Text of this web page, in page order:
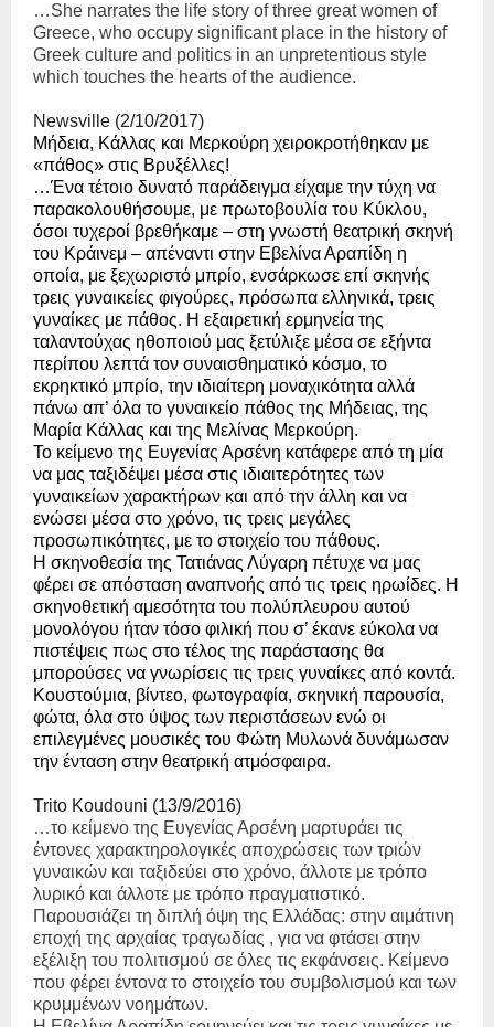
…She narrates the life story of three great women of
Greece, who occupy significant place in the history of
Greek culture and politics in an unpretentious style
which touches the hearts of the audience.
Newsville (2/10/2017)
Μήδεια, Κάλλας και Μερκούρη χειροκροτήθηκαν με
«πάθος» στις Βρυξέλλες!
…Ένα τέτοιο δυνατό παράδειγμα είχαμε την τύχη να
παρακολουθήσουμε, με πρωτοβουλία του Κύκλου,
όσοι τυχεροί βρεθήκαμε – στη γνωστή θεατρική σκηνή
του Κράινεμ – απέναντι στην Εβελίνα Αραπίδη η
οποία, με ξεχωριστό μπρίο, ενσάρκωσε επί σκηνής
τρεις γυναικείες φιγούρες, πρόσωπα ελληνικά, τρεις
γυναίκες με πάθος. Η εξαιρετική ερμηνεία της
ταλαντούχας ηθοποιού μας ξετύλιξε μέσα σε εξήντα
περίπου λεπτά τον συναισθηματικό κόσμο, το
εκρηκτικό μπρίο, την ιδιαίτερη μοναχικότητα αλλά
πάνω απ’ όλα το γυναικείο πάθος της Μήδειας, της
Μαρία Κάλλας και της Μελίνας Μερκούρη.
Το κείμενο της Ευγενίας Αρσένη κατάφερε από τη μία
να μας ταξιδέψει μέσα στις ιδιαιτερότητες των
γυναικείων χαρακτήρων και από την άλλη και να
ενώσει μέσα στο χρόνο, τις τρεις μεγάλες
προσωπικότητες, με το στοιχείο του πάθους.
Η σκηνοθεσία της Τατιάνας Λύγαρη πέτυχε να μας
φέρει σε απόσταση αναπνοής από τις τρεις ηρωίδες. Η
σκηνοθετική αμεσότητα του πολύπλευρου αυτού
μονολόγου ήταν τόσο φιλική που σ’ έκανε εύκολα να
πιστέψεις πως στο τέλος της παράστασης θα
μπορούσες να γνωρίσεις τις τρεις γυναίκες από κοντά.
Κουστούμια, βίντεο, φωτογραφία, σκηνική παρουσία,
φώτα, όλα στο ύψος των περιστάσεων ενώ οι
επιλεγμένες μουσικές του Φώτη Μυλωνά δυνάμωσαν
την ένταση στην θεατρική ατμόσφαιρα.
Trito Koudouni (13/9/2016)
…το κείμενο της Ευγενίας Αρσένη μαρτυράει τις
έντονες χαρακτηρολογικές αποχρώσεις των τριών
γυναικών και ταξιδεύει στο χρόνο, άλλοτε με τρόπο
λυρικό και άλλοτε με τρόπο πραγματιστικό.
Παρουσιάζει τη διπλή όψη της Ελλάδας: στην αιμάτινη
εποχή της αρχαίας τραγωδίας , για να φτάσει στην
εξέλιξη του πολιτισμού σε όλες τις εκφάνσεις. Κείμενο
που φέρει έντονα το στοιχείο του συμβολισμού και των
κρυμμένων νοημάτων.